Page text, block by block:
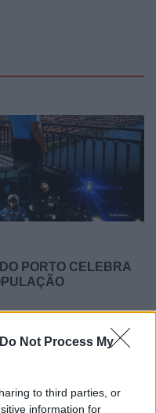
Do Not Process My
to third parties, or
information for
PORTO CELEBRA